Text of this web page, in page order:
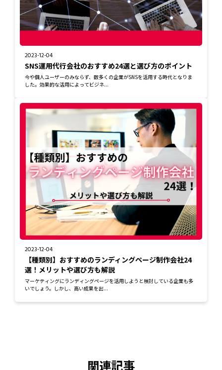
2023-12-04
SNS運用代行会社のおすすめ24選と選び方のポイント
今や個人ユーザーのみならず、数多くの企業がSNSを活用する時代となりま
した。効果的な活用によってビジネ...
2023-12-04
【種類別】おすすめのランディングページ制作会社24
選！メリットや選び方も解説
マーケティングにランディングページを活用しようと検討している企業も多
いでしょう。しかし、高い成果を出...
関連記事